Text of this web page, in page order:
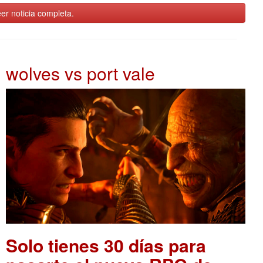
noticia completa.
wolves vs port vale
Solo tienes 30 días para